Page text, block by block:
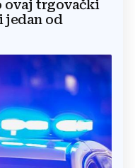
ovaj trgovački
jedan od